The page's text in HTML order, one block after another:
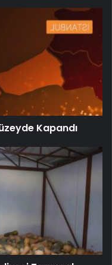
Kapandı